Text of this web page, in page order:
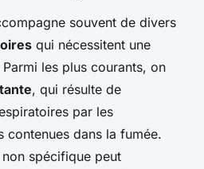
souvent de divers
qui nécessitent une
les plus courants, on
, qui résulte de
par les
contenues dans la fumée.
spécifique peut